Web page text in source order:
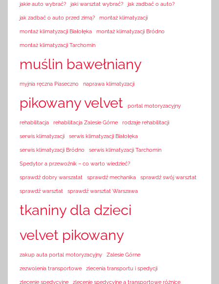
jakie auto wybrać? jaki warsztat wybrać? jak zadbać o auto?
jak zadbać o auto przed zimą? montaż klimatyzacji
montaż klimatyzacji Białołęka montaż klimatyzacji Bródno
montaż klimatyzacji Tarchomin
muślin bawełniany
myjnia ręczna Piaseczno naprawa klimatyzacji
pikowany velvet portal motoryzacyjny
rehabilitacja rehabilitacja Zalesie Górne rodzaje rehabilitacji
serwis klimatyzacji serwis klimatyzacji Białołęka
serwis klimatyzacji Bródno serwis klimatyzacji Tarchomin
Spedytor a przewoźnik – co warto wiedzieć?
sprawdź dobry warszatat sprawdź mechanika sprawdź swój warsztat
sprawdź warsztat sprawdź warsztat Warszawa
tkaniny dla dzieci
velvet pikowany
zakup auta portal motoryzacyjny Zalesie Górne
zezwolenia transportowe zlecenia transportu i spedycji
zlecenie spedycyjne zlecenie spedycyjne a transportowe różnice